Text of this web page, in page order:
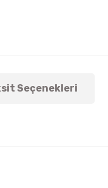
Seçenekleri